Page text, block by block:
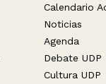
Calendario
Noticias
Agenda
Debate UDP
Cultura UDP